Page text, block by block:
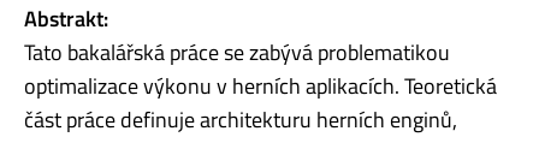
Abstrakt:
Tato bakalářská práce se zabývá problematikou
optimalizace výkonu v herních aplikacích. Teoretická
část práce definuje architekturu herních enginů,